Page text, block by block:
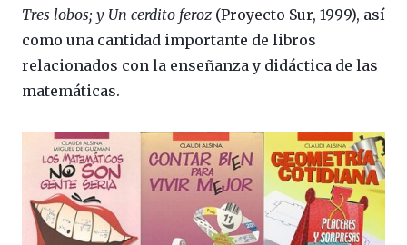
Tres lobos; y Un cerdito feroz (Proyecto Sur, 1999), así
como una cantidad importante de libros
relacionados con la enseñanza y didáctica de las
matemáticas.